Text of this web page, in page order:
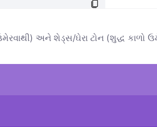
અને શેડ્સ/ઘેરા ટોન (શુદ્ધ કાળો